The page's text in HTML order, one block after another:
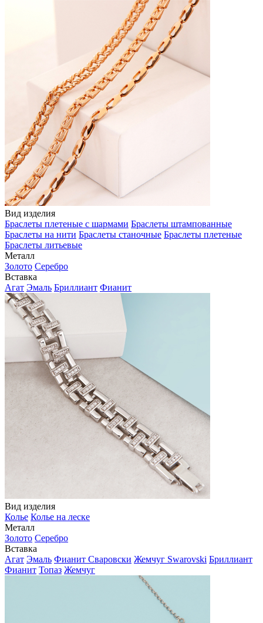
Вид изделия
Браслеты плетеные с шармами Браслеты штампованные
Браслеты на нити Браслеты станочные Браслеты плетеные
Браслеты литьевые
Металл
Золото Серебро
Вставка
Агат Эмаль Бриллиант Фианит
Вид изделия
Колье Колье на леске
Металл
Золото Серебро
Вставка
Агат Эмаль Фианит Сваровски Жемчуг Swarovski Бриллиант
Фианит Топаз Жемчуг